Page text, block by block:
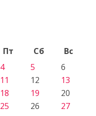
Пт Сб
Вс
4 5
6
11 12
13
18 19
20
25 26
27